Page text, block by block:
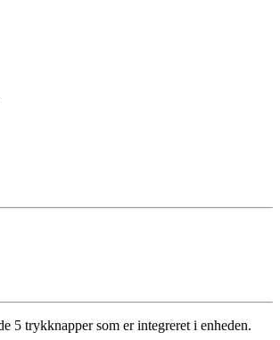
5 trykknapper som er integreret i enheden.